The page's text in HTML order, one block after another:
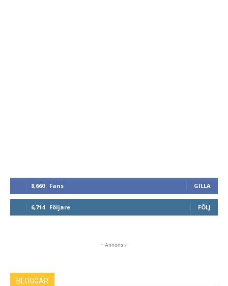
8,660 Fans GILLA
6,714 Följare FÖLJ
- Annons -
BLOGGAR